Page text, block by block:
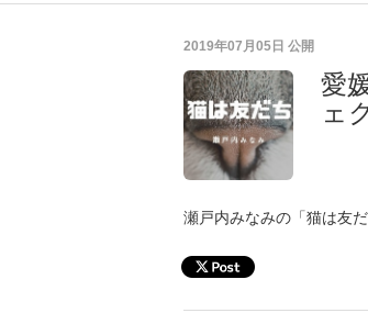
2019年07月05日 公開
愛
ェ
瀬戸内みなみの「猫は友